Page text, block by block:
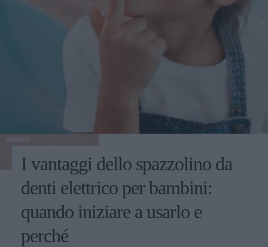
I vantaggi dello spazzolino da
denti elettrico per bambini:
quando iniziare a usarlo e
perché